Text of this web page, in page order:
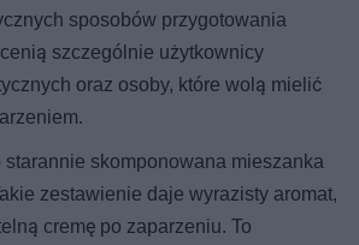
sposobów przygotowania
szczególnie użytkownicy
oraz osoby, które wolą mielić
skomponowana mieszanka
zestawienie daje wyrazisty aromat,
cremę po zaparzeniu. To